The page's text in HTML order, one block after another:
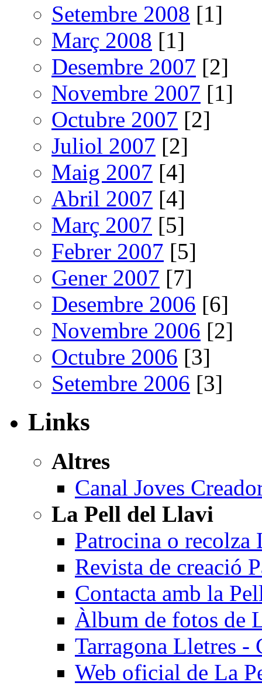
Setembre 2008 [1]
Març 2008 [1]
Desembre 2007 [2]
Novembre 2007 [1]
Octubre 2007 [2]
Juliol 2007 [2]
Maig 2007 [4]
Abril 2007 [4]
Març 2007 [5]
Febrer 2007 [5]
Gener 2007 [7]
Desembre 2006 [6]
Novembre 2006 [2]
Octubre 2006 [3]
Setembre 2006 [3]
Links
Altres
Canal Joves
La Pell del Llavi
Patrocina o
Revista de creació
Contacta amb la
Àlbum de fotos de
Tarragona Lletres -
Web oficial de La